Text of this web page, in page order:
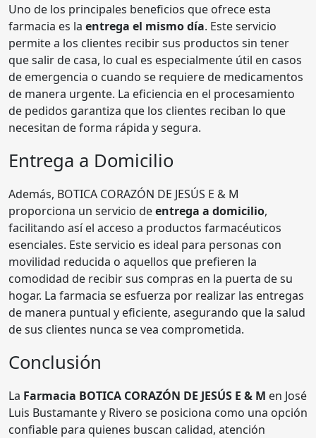
Uno de los principales beneficios que ofrece esta
farmacia es la entrega el mismo día. Este servicio
permite a los clientes recibir sus productos sin tener
que salir de casa, lo cual es especialmente útil en casos
de emergencia o cuando se requiere de medicamentos
de manera urgente. La eficiencia en el procesamiento
de pedidos garantiza que los clientes reciban lo que
necesitan de forma rápida y segura.
Entrega a Domicilio
Además, BOTICA CORAZÓN DE JESÚS E & M
proporciona un servicio deentrega a domicilio,
facilitando así el acceso a productos farmacéuticos
esenciales. Este servicio es ideal para personas con
movilidad reducida o aquellos que prefieren la
comodidad de recibir sus compras en la puerta de su
hogar. La farmacia se esfuerza por realizar las entregas
de manera puntual y eficiente, asegurando que la salud
de sus clientes nunca se vea comprometida.
Conclusión
La Farmacia BOTICA CORAZÓN DE JESÚS E & M en José
Luis Bustamante y Rivero se posiciona como una opción
confiable para quienes buscan calidad, atención